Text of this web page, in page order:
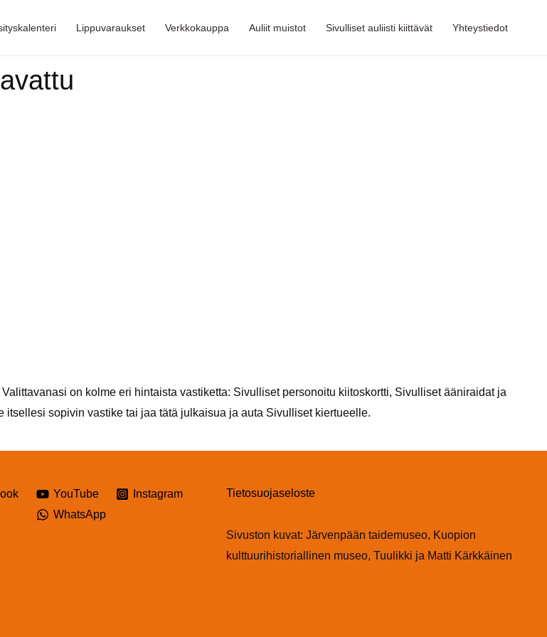
Lippuvaraukset Verkkokauppa Auliit muistot Sivulliset auliisti kiittävät Yhteystiedot
on kolme eri hintaista vastiketta: Sivulliset personoitu kiitoskortti, Sivulliset ääniraidat ja
sopivin vastike tai jaa tätä julkaisua ja auta Sivulliset kiertueelle.
YouTube
Instagram
WhatsApp
Tietosuojaseloste
Sivuston kuvat: Järvenpään taidemuseo, Kuopion
kulttuurihistoriallinen museo, Tuulikki ja Matti Kärkkäinen